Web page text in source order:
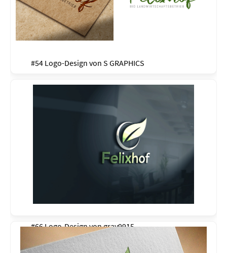
#54 Logo-Design von S GRAPHICS
#66 Logo-Design vongray9915